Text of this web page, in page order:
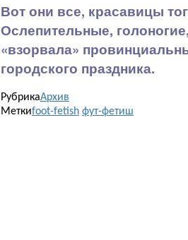
Вот они все, красавицы
Ослепительные,
«взорвала»
городского праздника.
РубрикаАрхив
Меткиfoot-fetish фут-фетиш